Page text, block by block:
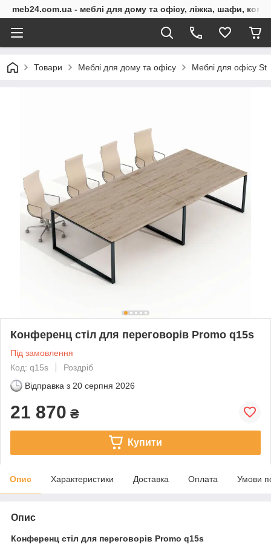
meb24.com.ua - меблі для дому та офісу, ліжка, шафи,
Товари Меблі для дому та офісу Меблі для офісу St
Конференц стіл для переговорів Promo q15s
Під замовлення
Код: q15s
Роздріб
Відправка з 20 серпня 2026
21 870 ₴
Купити
Опис Характеристики Доставка Оплата Умови
Опис
Конференц стіл для переговорів Promo q15s